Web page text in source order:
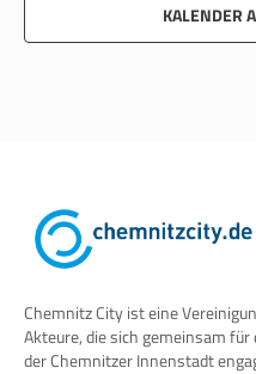
KALENDER
Chemnitz City ist eine
Akteure, die sich gemeinsam
der Chemnitzer Innenstadt